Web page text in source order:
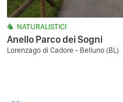
NATURALISTICI
Anello Parco dei Sogni
Lorenzago di Cadore - Belluno (BL)